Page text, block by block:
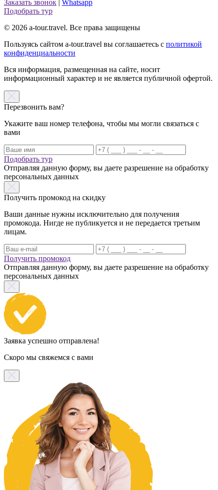
Заказать звонок | Whatsapp
Подобрать тур
© 2026 a-tour.travel. Все права защищены
Пользуясь сайтом a-tour.travel вы соглашаетесь с политикой
конфиденциальности
Вся информация, размещенная на сайте, носит
информационный характер и не является публичной офертой.
Перезвонить вам?
Укажите ваш номер телефона, чтобы мы могли связаться с
вами
Подобрать тур
Отправляя данную форму, вы даете разрешение на обработку
персональных данных
Получить промокод на скидку
Ваши данные нужны исключительно для получения
промокода. Нигде не публикуется и не передается третьим
лицам.
Получить промокод
Отправляя данную форму, вы даете разрешение на обработку
персональных данных
Заявка успешно отправлена!
Скоро мы свяжемся с вами